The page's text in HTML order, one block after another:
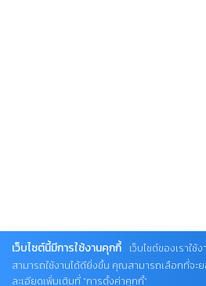
เว็บไซต์นี้มีการใช้งานคุกกี้
เว็บไซต์ของเราใ
สามารถใช้งานได้ดียิ่งขึ้น คุณสามารถเลือกที่จะ
ละเอียดเพิ่มเติมที่ “การตั้งค่าคุกกี้”